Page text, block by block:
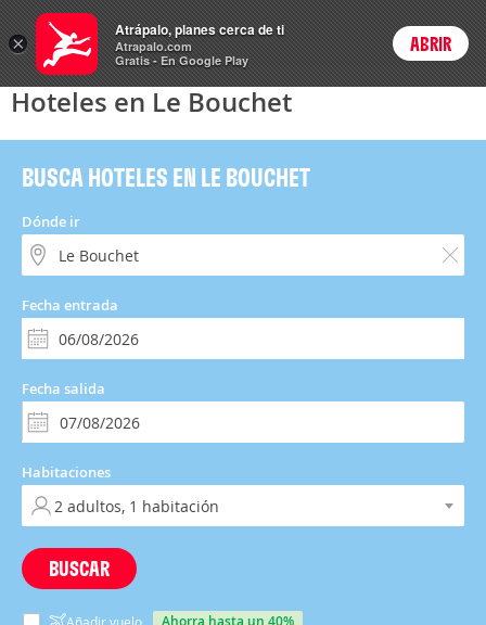
Hoteles Login
Hoteles en Le Bouchet
BUSCA HOTELES EN LE BOUCHET
Dónde ir
Fecha entrada
Fecha salida
Habitaciones
BUSCAR
ahorra hasta un 40%
×
Atrápalo, planes cerca de ti
Atrapalo.com
Gratis - En Google Play
ABRIR